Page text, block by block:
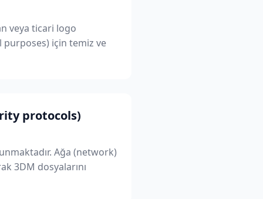
veya ticari logo
purposes) için temiz ve
protocols)
Ağa (network)
3DM dosyalarını